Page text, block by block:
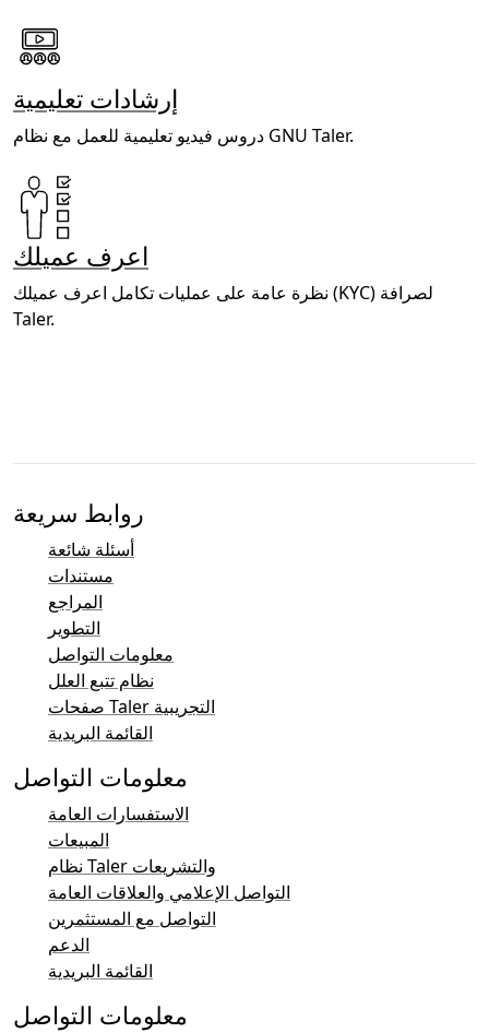
إرشادات تعليمية
دروس فيديو تعليمية للعمل مع نظام GNU Taler.
اعرف عميلك
نظرة عامة على عمليات تكامل اعرف عميلك (KYC) لصرافة
Taler.
روابط سريعة
أسئلة شائعة
مستندات
المراجع
التطوير
معلومات التواصل
نظام تتبع العلل
صفحات Taler التجريبية
القائمة البريدية
معلومات التواصل
الاستفسارات العامة
المبيعات
نظام Taler والتشريعات
التواصل الإعلامي والعلاقات العامة
التواصل مع المستثمرين
الدعم
القائمة البريدية
معلومات التواصل